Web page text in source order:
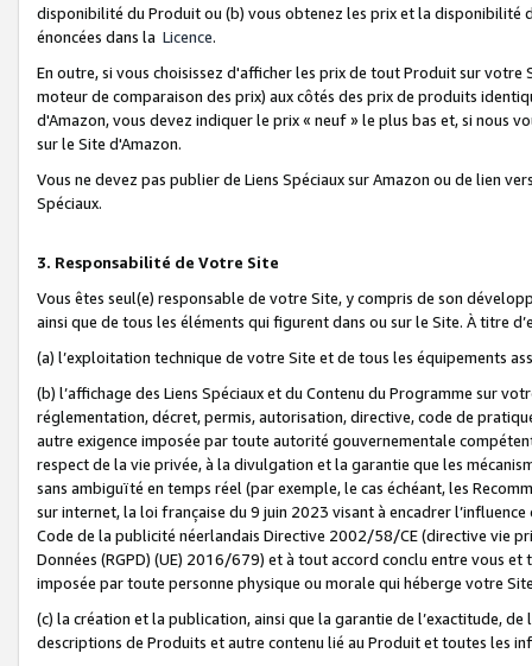
disponibilité du Produit ou (b) vous obtenez les prix et la disponibilité
énoncées dans la Licence.
En outre, si vous choisissez d'afficher les prix de tout Produit sur
moteur de comparaison des prix) aux côtés des prix de produits
d'Amazon, vous devez indiquer le prix « neuf » le plus bas et, si nous
sur le Site d'Amazon.
Vous ne devez pas publier de Liens Spéciaux sur Amazon ou de lien
Spéciaux.
3. Responsabilité de Votre Site
Vous êtes seul(e) responsable de votre Site, y compris de son
ainsi que de tous les éléments qui figurent dans ou sur le Site. À titre
(a) l’exploitation technique de votre Site et de tous les équipements
(b) l’affichage des Liens Spéciaux et du Contenu du Programme sur
réglementation, décret, permis, autorisation, directive, code de
autre exigence imposée par toute autorité gouvernementale
respect de la vie privée, à la divulgation et la garantie que les
sans ambiguïté en temps réel (par exemple, le cas échéant, les
sur internet, la loi française du 9 juin 2023 visant à encadrer
Code de la publicité néerlandais Directive 2002/58/CE (directive vie
Données (RGPD) (UE) 2016/679) et à tout accord conclu entre vous
imposée par toute personne physique ou morale qui héberge votre
(c) la création et la publication, ainsi que la garantie de l’exactitude,
descriptions de Produits et autre contenu lié au Produit et toutes les